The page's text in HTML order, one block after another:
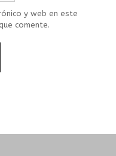
y web en este
comente.